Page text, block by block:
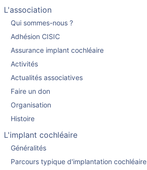
L'association
Qui sommes-nous ?
Adhésion CISIC
Assurance implant cochléaire
Activités
Actualités associatives
Faire un don
Organisation
Histoire
L'implant cochléaire
Généralités
Parcours typique d'implantation cochléaire